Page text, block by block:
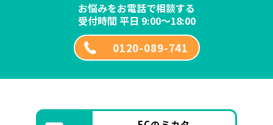
お悩みをお電話で相談する
受付時間 平日 9:00～18:00
0120-089-741